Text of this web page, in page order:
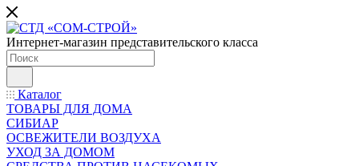
Интернет-магазин представительского класса
Каталог
ТОВАРЫ ДЛЯ ДОМА
СИБИАР
ОСВЕЖИТЕЛИ ВОЗДУХА
УХОД ЗА ДОМОМ